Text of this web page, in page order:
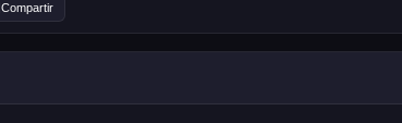
Compartir